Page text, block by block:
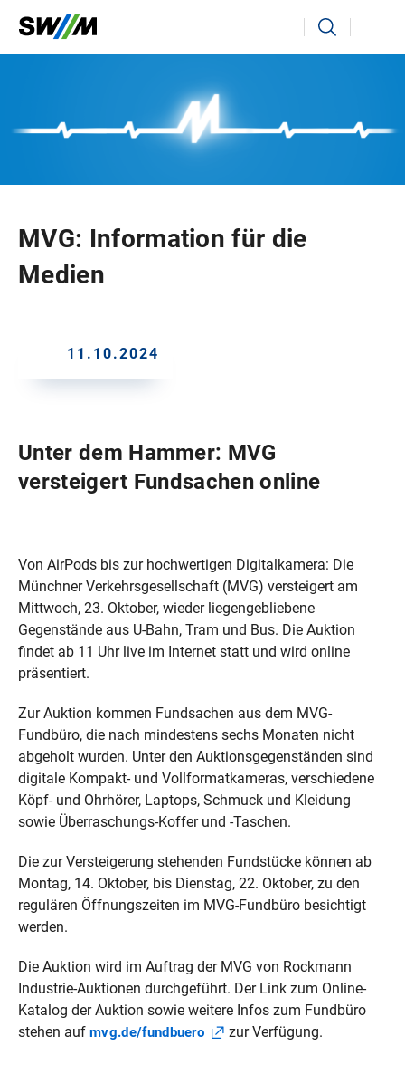
Ihr Suchbegriff Suchen
MVG: Information für die
Medien
11.10.2024
Unter dem Hammer: MVG
versteigert Fundsachen online
Von AirPods bis zur hochwertigen Digitalkamera: Die
Münchner Verkehrsgesellschaft (MVG) versteigert am
Mittwoch, 23. Oktober, wieder liegengebliebene
Gegenstände aus U-Bahn, Tram und Bus. Die Auktion
findet ab 11 Uhr live im Internet statt und wird online
präsentiert.
Zur Auktion kommen Fundsachen aus dem MVG-
Fundbüro, die nach mindestens sechs Monaten nicht
abgeholt wurden. Unter den Auktionsgegenständen sind
digitale Kompakt- und Vollformatkameras, verschiedene
Köpf- und Ohrhörer, Laptops, Schmuck und Kleidung
sowie Überraschungs-Koffer und -Taschen.
Die zur Versteigerung stehenden Fundstücke können ab
Montag, 14. Oktober, bis Dienstag, 22. Oktober, zu den
regulären Öffnungszeiten im MVG-Fundbüro besichtigt
werden.
Die Auktion wird im Auftrag der MVG von Rockmann
Industrie-Auktionen durchgeführt. Der Link zum Online-
Katalog der Auktion sowie weitere Infos zum Fundbüro
stehen auf mvg.de/fundbuero zur Verfügung.